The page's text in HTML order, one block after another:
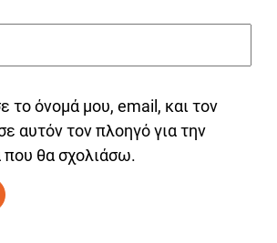
το όνομά μου, email, και τον
αυτόν τον πλοηγό για την
θα σχολιάσω.